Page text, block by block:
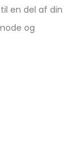
en del af din
og